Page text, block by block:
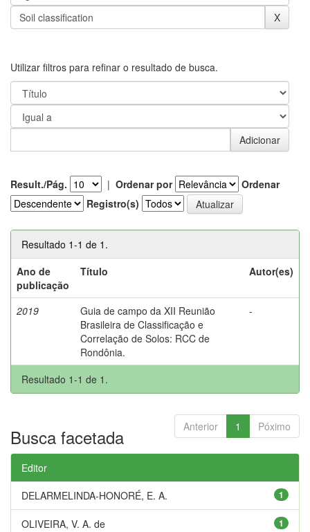
Utilizar filtros para refinar o resultado de busca.
Result./Pág. | Ordenar por
Ordenar
Registro(s)
Resultado 1-1 de 1.
Ano de
publicação
Título Autor(es)
2019
Guia de campo da XII Reunião
Brasileira de Classificação e
Correlação de Solos: RCC de
Rondônia.
-
Resultado 1-1 de 1.
Anterior 1 Póximo
Busca facetada
Editor
1
DELARMELINDA-HONORÉ, E. A.
1
OLIVEIRA, V. A. de